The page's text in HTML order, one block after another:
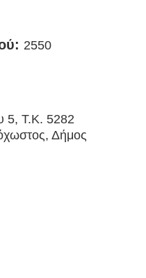
2550
5, Τ.Κ. 5282
Δήμος